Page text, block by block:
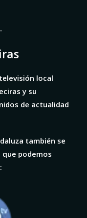
local
y su
de actualidad
también se
podemos